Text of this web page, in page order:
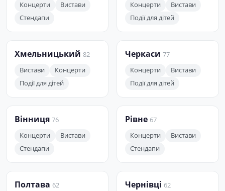
Концерти
Вистави
Стендапи
Концерти
Вистави
Події для дітей
Хмельницький 82
Вистави
Концерти
Події для дітей
Черкаси 77
Концерти
Вистави
Події для дітей
Вінниця 76
Концерти
Вистави
Стендапи
Рівне 67
Концерти
Вистави
Стендапи
Полтава 62
Чернівці 62